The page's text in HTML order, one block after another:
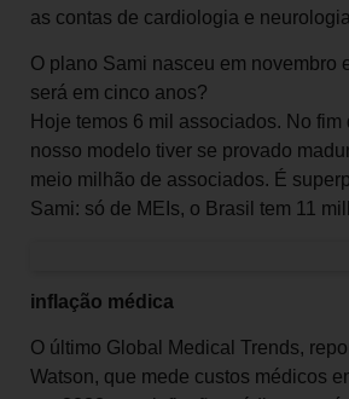
as contas de cardiologia e
O plano Sami nasceu em novembro
será em cinco anos?
Hoje temos 6 mil associados. No fim
nosso modelo tiver se provado
meio milhão de associados. É
Sami: só de MEIs, o Brasil tem 11
inflação médica
O último Global Medical Trends,
Watson, que mede custos médicos